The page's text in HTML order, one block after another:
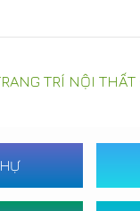
TRÍ NỘI THẤT